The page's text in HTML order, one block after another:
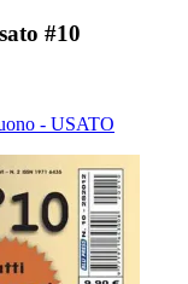
#10
- USATO